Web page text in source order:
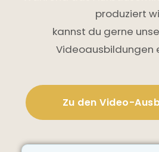
produziert
kannst du gerne
Videoausbildungen
Zu den Video-